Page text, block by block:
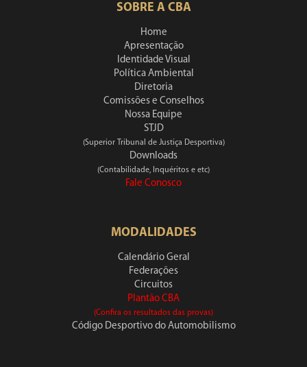
SOBRE A CBA
Home
Apresentação
Identidade Visual
Política Ambiental
Diretoria
Comissões e Conselhos
Nossa Equipe
STJD
(Superior Tribunal de Justiça Desportiva)
Downloads
(Contabilidade, Inquéritos e etc)
Fale Conosco
MODALIDADES
Calendário Geral
Federações
Circuitos
Plantão CBA
(Confira os resultados das provas)
Código Desportivo do Automobilismo